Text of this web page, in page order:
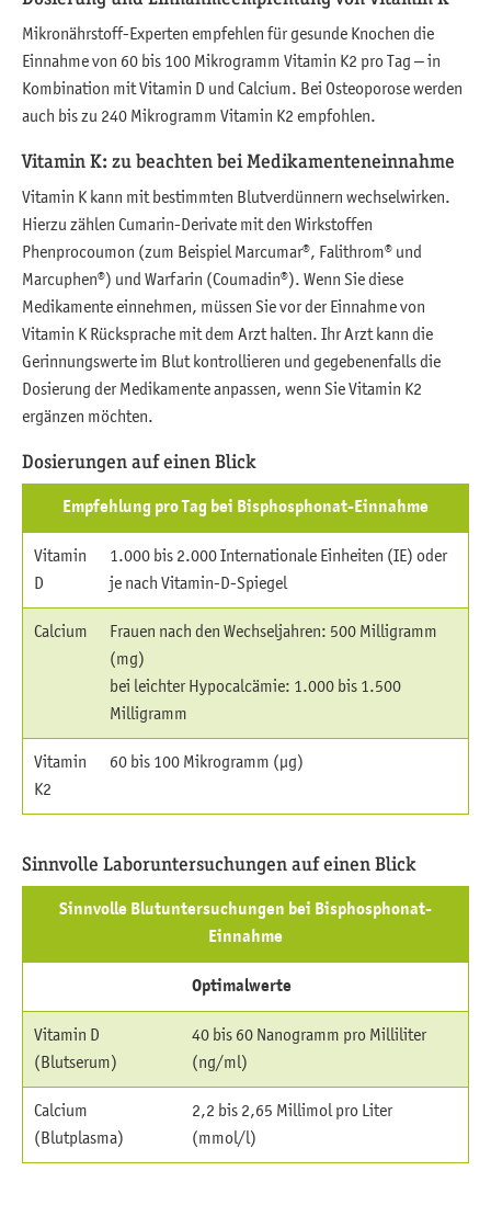
Mikronährstoff-Experten empfehlen für gesunde Knochen die
Einnahme von 60 bis 100 Mikrogramm Vitamin K2 pro Tag – in
Kombination mit Vitamin D und Calcium. Bei Osteoporose werden
auch bis zu 240 Mikrogramm Vitamin K2 empfohlen.
Vitamin K: zu beachten bei Medikamenteneinnahme
Vitamin K kann mit bestimmten Blutverdünnern wechselwirken.
Hierzu zählen Cumarin-Derivate mit den Wirkstoffen
Phenprocoumon (zum Beispiel Marcumar®, Falithrom® und
Marcuphen®) und Warfarin (Coumadin®). Wenn Sie diese
Medikamente einnehmen, müssen Sie vor der Einnahme von
Vitamin K Rücksprache mit dem Arzt halten. Ihr Arzt kann die
Gerinnungswerte im Blut kontrollieren und gegebenenfalls die
Dosierung der Medikamente anpassen, wenn Sie Vitamin K2
ergänzen möchten.
Dosierungen auf einen Blick
Empfehlung pro Tag bei Bisphosphonat-Einnahme
Vitamin
D
1.000 bis 2.000 Internationale Einheiten (IE) oder
je nach Vitamin-D-Spiegel
Calcium
Frauen nach den Wechseljahren: 500 Milligramm
(mg)
bei leichter Hypocalcämie: 1.000 bis 1.500
Milligramm
Vitamin
K2
60 bis 100 Mikrogramm (µg)
Sinnvolle Laboruntersuchungen auf einen Blick
Sinnvolle Blutuntersuchungen bei Bisphosphonat-
Einnahme
Optimalwerte
Vitamin D
(Blutserum)
40 bis 60 Nanogramm pro Milliliter
(ng/ml)
Calcium
(Blutplasma)
2,2 bis 2,65 Millimol pro Liter
(mmol/l)